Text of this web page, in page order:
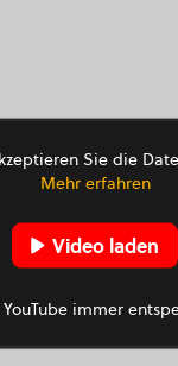
Sie die
Mehr erfahren
Video laden
YouTube immer